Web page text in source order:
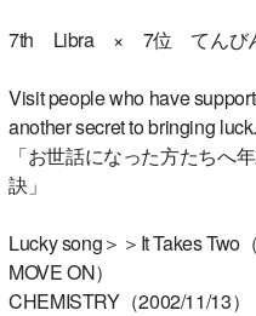
7th Libra × 7位 てんび
Visit people who have
another secret to bringing luck.
「お世話になった方たちへ
訣」
Lucky song＞＞It Takes Two
MOVE ON）
CHEMISTRY（2002/11/13）